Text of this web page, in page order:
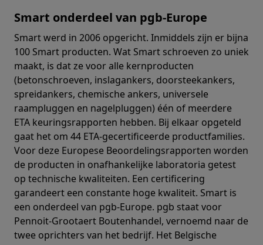
Smart onderdeel van pgb-Europe
Smart werd in 2006 opgericht. Inmiddels zijn er bijna
100 Smart producten. Wat Smart schroeven zo uniek
maakt, is dat ze voor alle kernproducten
(betonschroeven, inslagankers, doorsteekankers,
spreidankers, chemische ankers, universele
raampluggen en nagelpluggen) één of meerdere
ETA keuringsrapporten hebben. Bij elkaar opgeteld
gaat het om 44 ETA-gecertificeerde productfamilies.
Voor deze Europese Beoordelingsrapporten worden
de producten in onafhankelijke laboratoria getest
op technische kwaliteiten. Een certificering
garandeert een constante hoge kwaliteit. Smart is
een onderdeel van pgb-Europe. pgb staat voor
Pennoit-Grootaert Boutenhandel, vernoemd naar de
twee oprichters van het bedrijf. Het Belgische